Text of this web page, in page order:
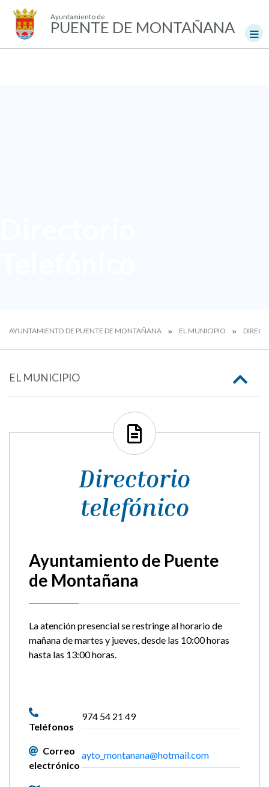
Ayuntamiento de
PUENTE DE MONTAÑANA
AYUNTAMIENTO DE PUENTE DE MONTAÑANA EL MUNICIPIO
EL MUNICIPIO
Directorio
telefónico
Ayuntamiento de Puente
de Montañana
La atención presencial se restringe al horario de
mañana de martes y jueves, desde las 10:00 horas
hasta las 13:00 horas.
Teléfonos
974 54 21 49
Correo
electrónico
ayto_montanana@hotmail.com